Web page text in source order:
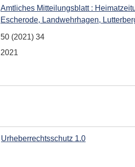
Amtliches Mitteilungsblatt :
Escherode, Landwehrhagen,
50 (2021) 34
2021
Urheberrechtsschutz 1.0